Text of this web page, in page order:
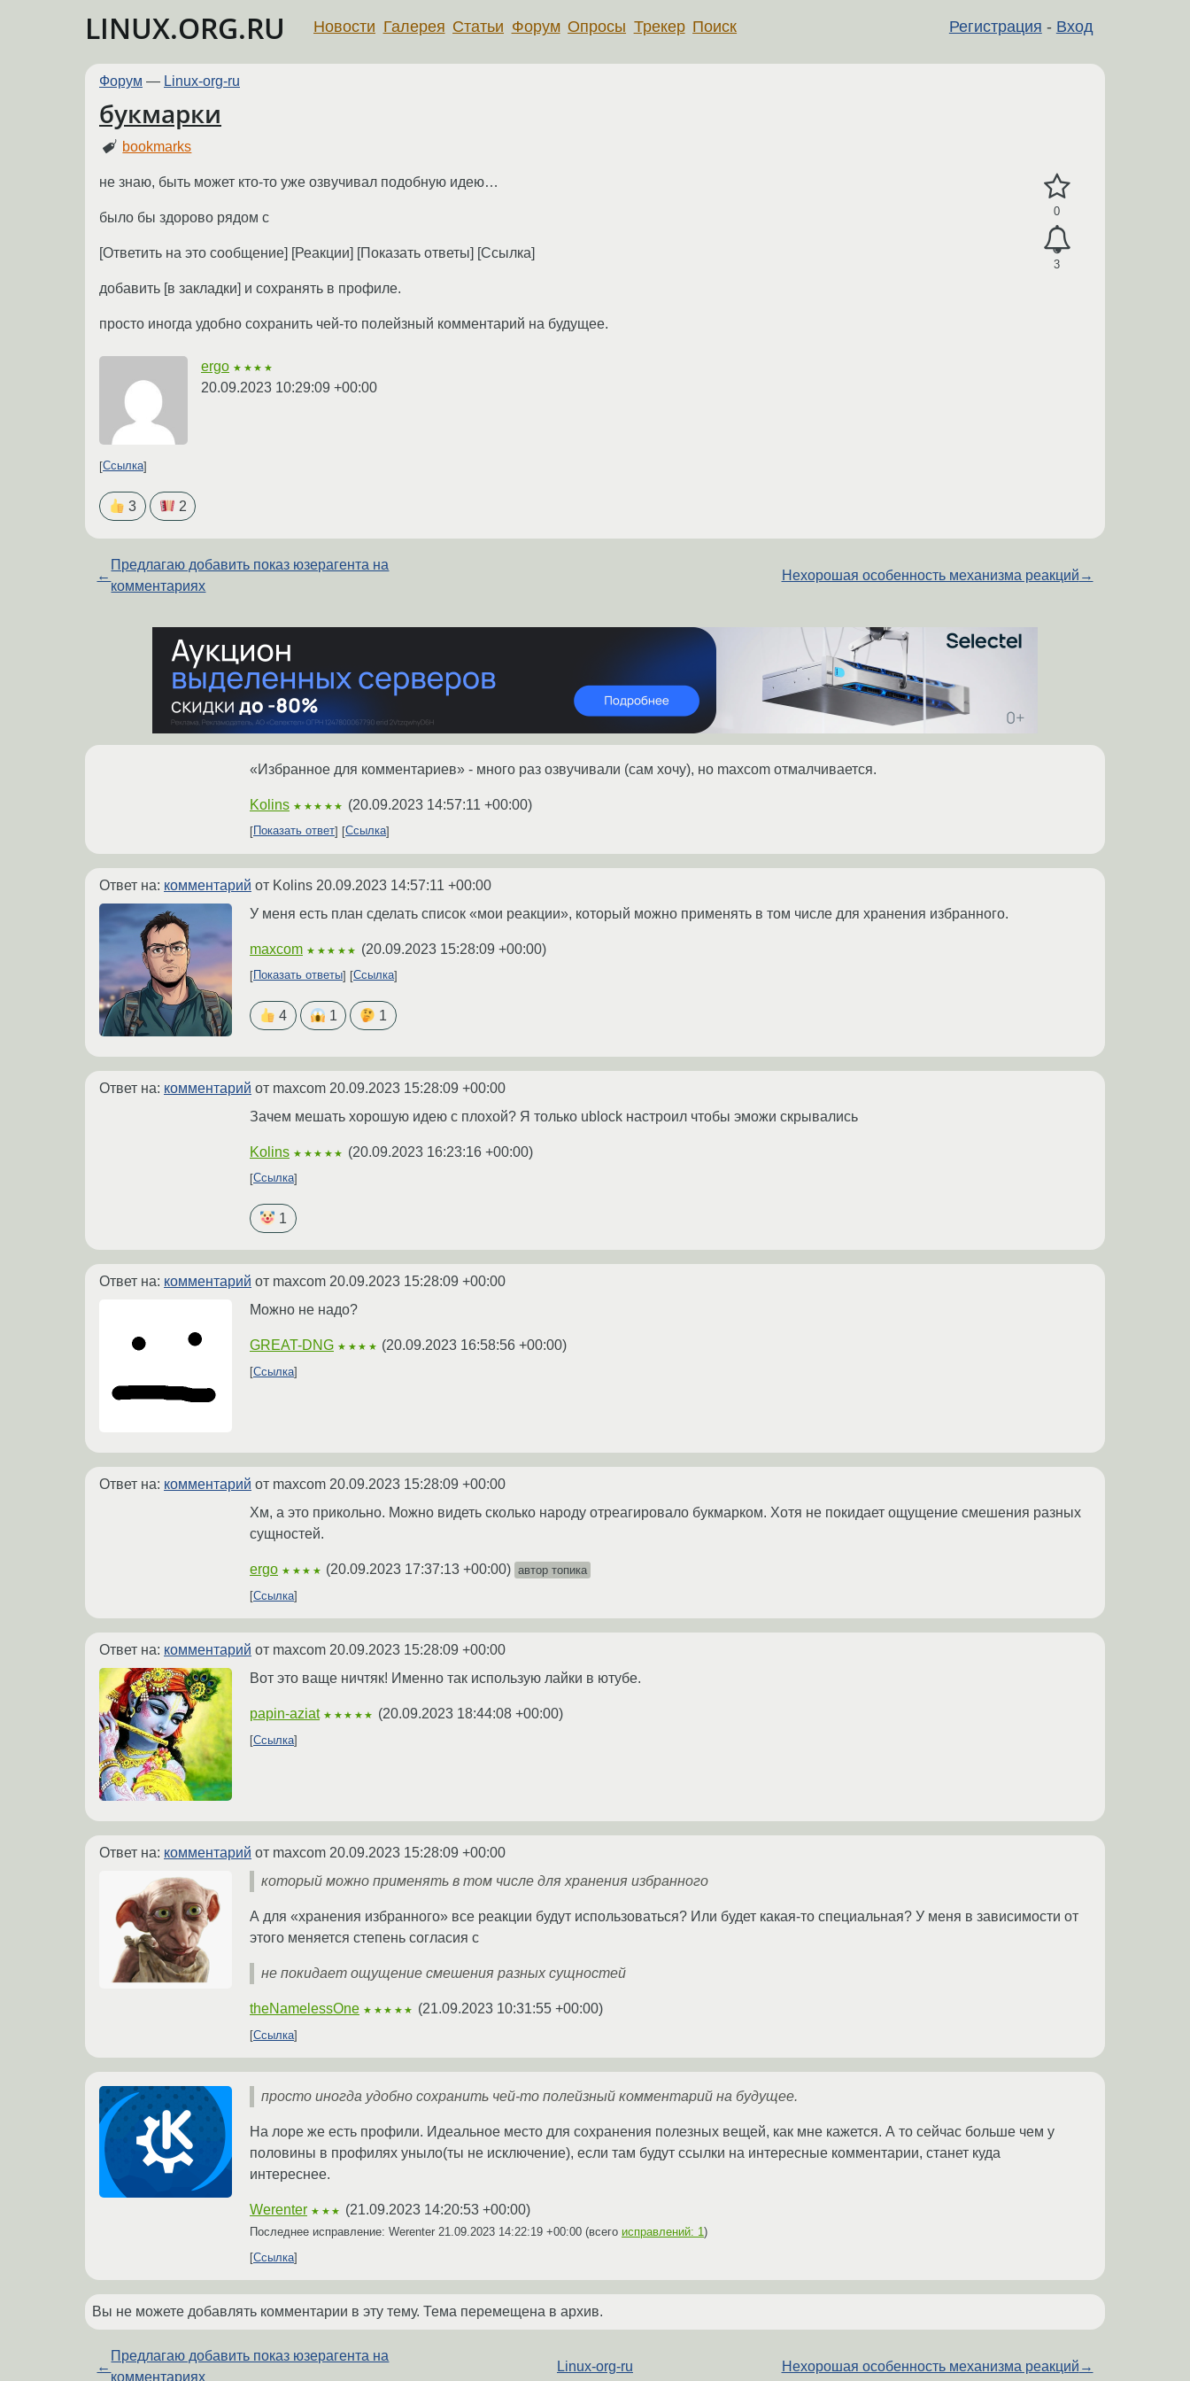
LINUX.ORG.RU Регистрация - Вход
Новости Галерея Статьи Форум Опросы Трекер Поиск
Форум — Linux-org-ru
букмарки
bookmarks
0
3
не знаю, быть может кто-то уже озвучивал подобную идею…
было бы здорово рядом с
[Ответить на это сообщение] [Реакции] [Показать ответы] [Ссылка]
добавить [в закладки] и сохранять в профиле.
просто иногда удобно сохранить чей-то полейзный комментарий на будущее.
ergo ★★★★
20.09.2023 10:29:09 +00:00
Ссылка
3 2
←
Предлагаю добавить показ юзерагента на
комментариях
Нехорошая особенность механизма реакций →
«Избранное для комментариев» - много раз озвучивали (сам хочу), но maxcom отмалчивается.
Kolins ★★★★★ (20.09.2023 14:57:11 +00:00)
Показать ответ Ссылка
Ответ на: комментарий от Kolins 20.09.2023 14:57:11 +00:00
У меня есть план сделать список «мои реакции», который можно применять в том числе для хранения избранного.
maxcom ★★★★★ (20.09.2023 15:28:09 +00:00)
Показать ответы Ссылка
4 1 1
Ответ на: комментарий от maxcom 20.09.2023 15:28:09 +00:00
Зачем мешать хорошую идею с плохой? Я только ublock настроил чтобы эможи скрывались
Kolins ★★★★★ (20.09.2023 16:23:16 +00:00)
Ссылка
1
Ответ на: комментарий от maxcom 20.09.2023 15:28:09 +00:00
Можно не надо?
GREAT-DNG ★★★★ (20.09.2023 16:58:56 +00:00)
Ссылка
Ответ на: комментарий от maxcom 20.09.2023 15:28:09 +00:00
Хм, а это прикольно. Можно видеть сколько народу отреагировало букмарком. Хотя не покидает ощущение смешения разных
сущностей.
ergo ★★★★ (20.09.2023 17:37:13 +00:00) автор топика
Ссылка
Ответ на: комментарий от maxcom 20.09.2023 15:28:09 +00:00
Вот это ваще ничтяк! Именно так использую лайки в ютубе.
papin-aziat ★★★★★ (20.09.2023 18:44:08 +00:00)
Ссылка
Ответ на: комментарий от maxcom 20.09.2023 15:28:09 +00:00
который можно применять в том числе для хранения избранного
А для «хранения избранного» все реакции будут использоваться? Или будет какая-то специальная? У меня в зависимости от
этого меняется степень согласия с
не покидает ощущение смешения разных сущностей
theNamelessOne ★★★★★ (21.09.2023 10:31:55 +00:00)
Ссылка
просто иногда удобно сохранить чей-то полейзный комментарий на будущее.
На лоре же есть профили. Идеальное место для сохранения полезных вещей, как мне кажется. А то сейчас больше чем у
половины в профилях уныло(ты не исключение), если там будут ссылки на интересные комментарии, станет куда
интереснее.
Werenter ★★★ (21.09.2023 14:20:53 +00:00)
Последнее исправление: Werenter 21.09.2023 14:22:19 +00:00 (всего исправлений: 1)
Ссылка
Вы не можете добавлять комментарии в эту тему. Тема перемещена в архив.
←
Предлагаю добавить показ юзерагента на
комментариях
Linux-org-ru Нехорошая особенность механизма реакций →